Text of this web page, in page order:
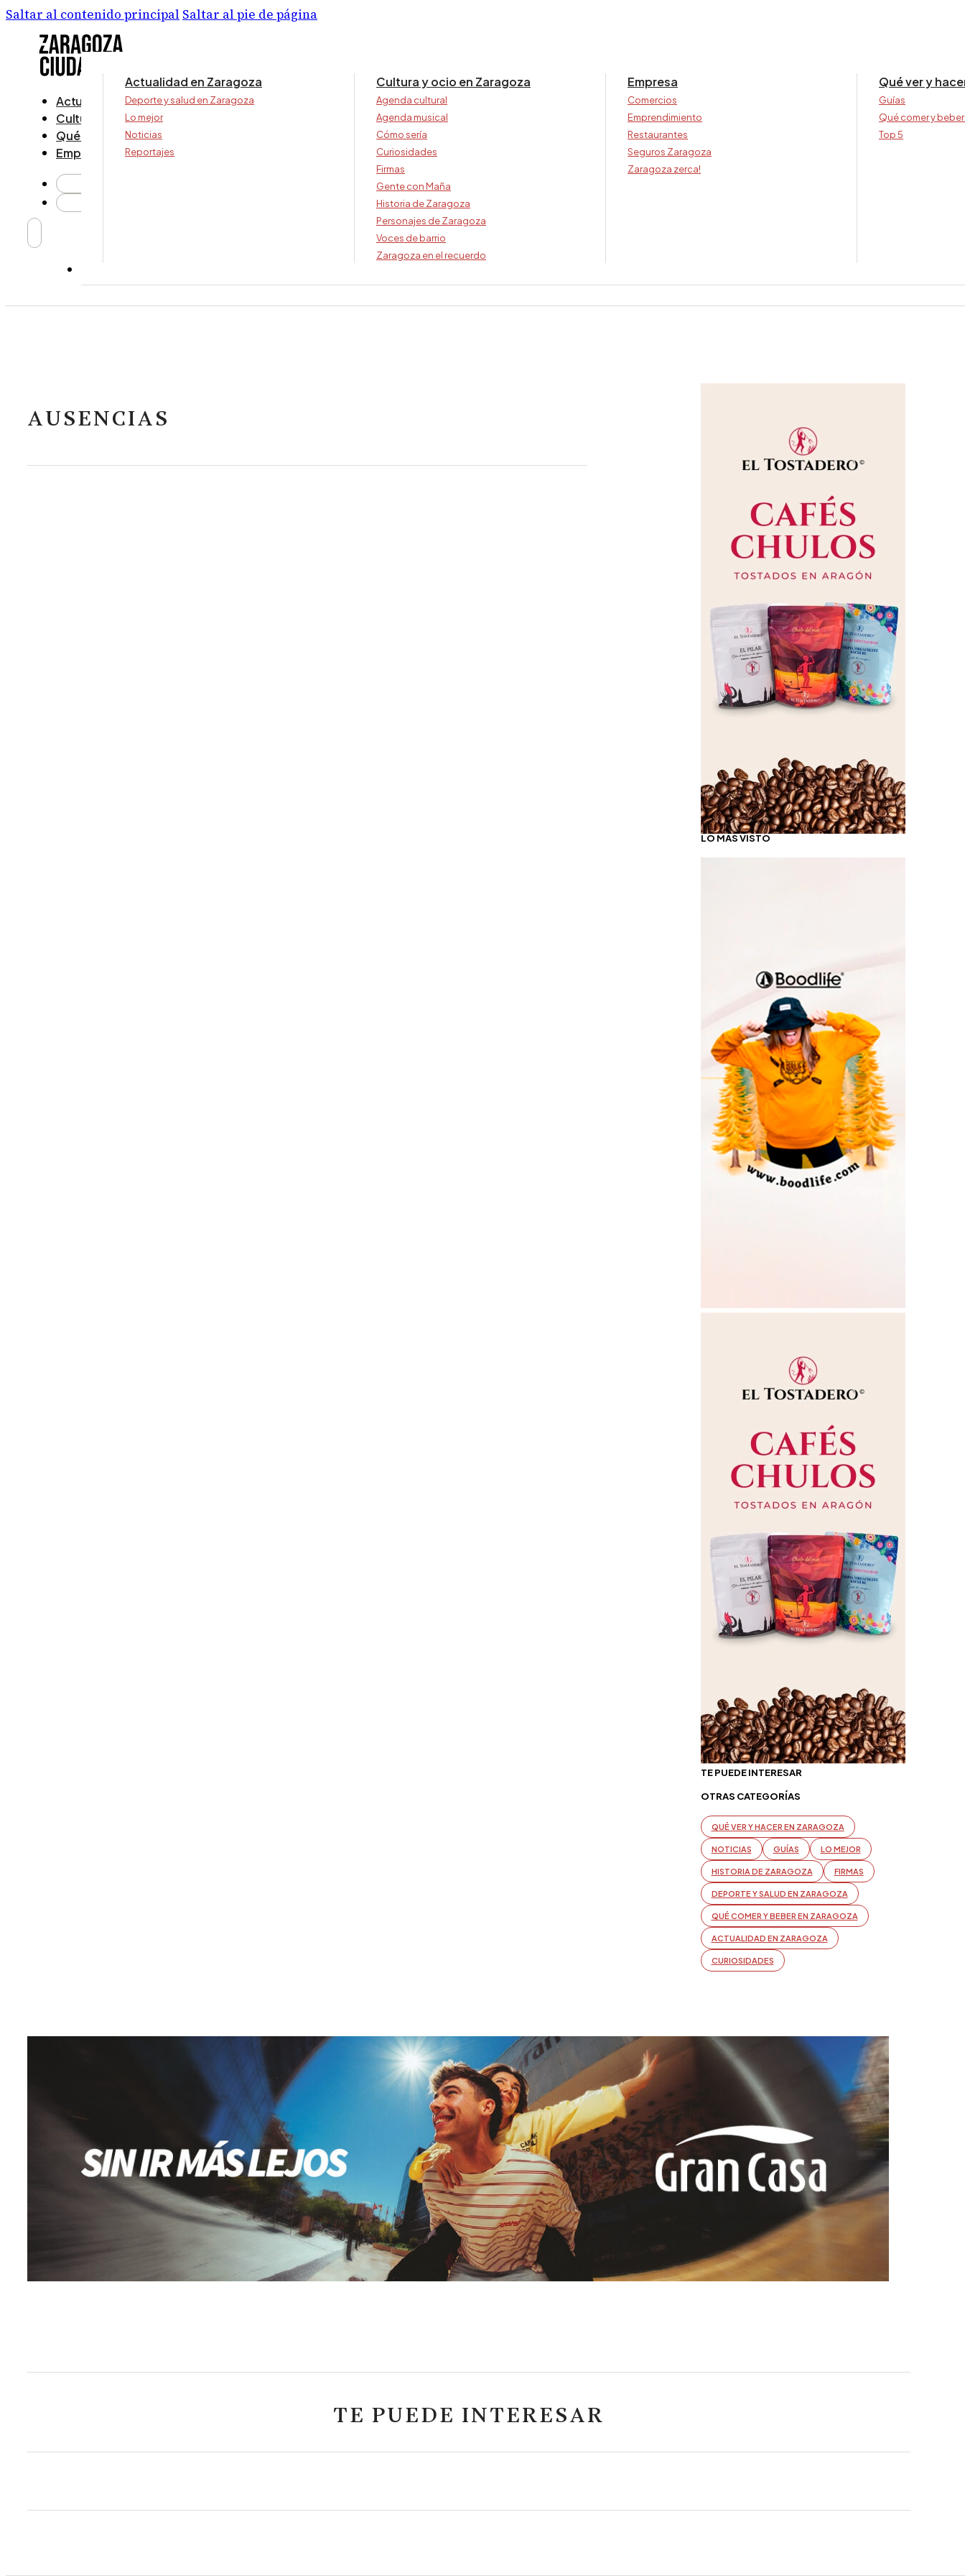
Saltar al contenido principal Saltar al pie de página
Actualidad
Cultura y ocio
Qué ver y hacer
Empresa
Actualidad en Zaragoza
Deporte y salud en Zaragoza
Lo mejor
Noticias
Reportajes
Cultura y ocio en Zaragoza
Agenda cultural
Agenda musical
Cómo sería
Curiosidades
Firmas
Gente con Maña
Historia de Zaragoza
Personajes de Zaragoza
Voces de barrio
Zaragoza en el recuerdo
Empresa
Comercios
Emprendimiento
Restaurantes
Seguros Zaragoza
Zaragoza zerca!
Qué ver y
Guías
Qué comer y
Top 5
AUSENCIAS
LO MÁS VISTO
TE PUEDE INTERESAR
OTRAS CATEGORÍAS
QUÉ VER Y HACER EN ZARAGOZA
NOTICIAS GUÍAS LO MEJOR
HISTORIA DE ZARAGOZA FIRMAS
DEPORTE Y SALUD EN ZARAGOZA
QUÉ COMER Y BEBER EN ZARAGOZA
ACTUALIDAD EN ZARAGOZA
CURIOSIDADES
TE PUEDE INTERESAR